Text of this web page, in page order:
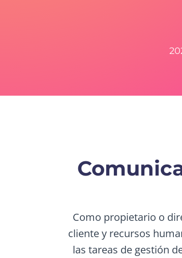
Como propietario o
cliente y recursos
las tareas de gestión